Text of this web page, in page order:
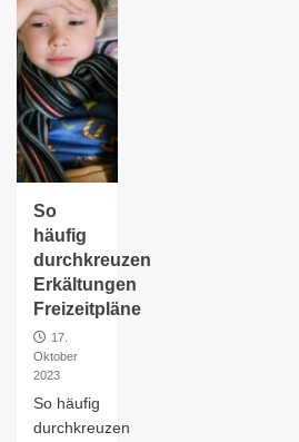
So
häufig
durchkreuzen
Erkältungen
Freizeitpläne
17.
Oktober
2023
So häufig
durchkreuzen